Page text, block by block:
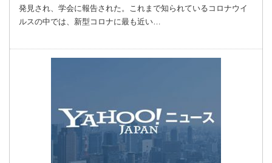
発見され、学会に報告された。これまで知られているコロナウイ
ルスの中では、新型コロナに最も近い…